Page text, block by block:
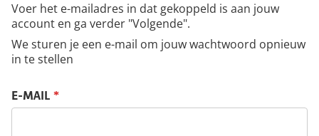
Voer het e-mailadres in dat gekoppeld is aan jouw
account en ga verder "Volgende".
We sturen je een e-mail om jouw wachtwoord opnieuw
in te stellen
Reset jouw wachtwoord
E-MAIL *